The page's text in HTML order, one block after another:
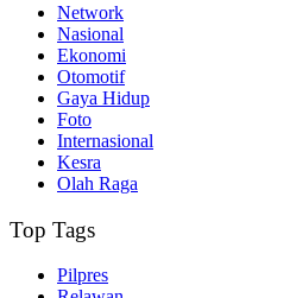
Network
Nasional
Ekonomi
Otomotif
Gaya Hidup
Foto
Internasional
Kesra
Olah Raga
Top Tags
Pilpres